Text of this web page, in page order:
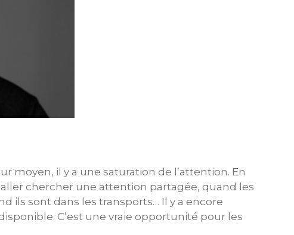
moyen, il y a une saturation de l’attention. En
chercher une attention partagée, quand les
ils sont dans les transports… Il y a encore
C’est une vraie opportunité pour les